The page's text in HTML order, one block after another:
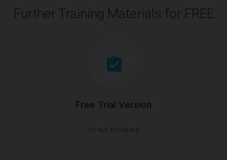
Further Training Materials for FREE
Free Trial Version
Try our software.